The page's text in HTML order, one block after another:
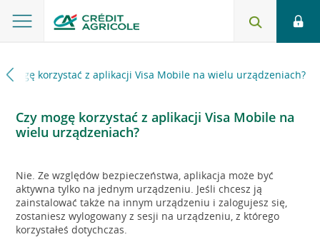
mogę korzystać z aplikacji Visa Mobile na wielu urządzeniach?
Czy mogę korzystać z aplikacji Visa Mobile na
wielu urządzeniach?
Nie. Ze względów bezpieczeństwa, aplikacja może być
aktywna tylko na jednym urządzeniu. Jeśli chcesz ją
zainstalować także na innym urządzeniu i zalogujesz się,
zostaniesz wylogowany z sesji na urządzeniu, z którego
korzystałeś dotychczas.